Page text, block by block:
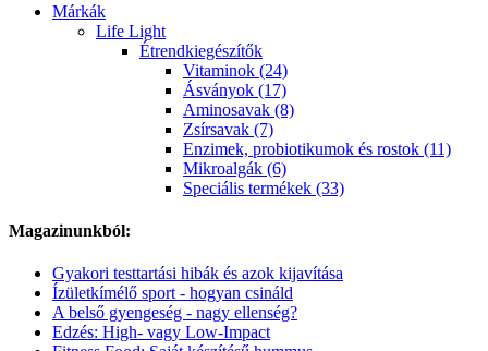
Márkák
Life Light
Étrendkiegészítők
Vitaminok (24)
Ásványok (17)
Aminosavak (8)
Zsírsavak (7)
Enzimek, probiotikumok és rostok (11)
Mikroalgák (6)
Speciális termékek (33)
Magazinunkból:
Gyakori testtartási hibák és azok kijavítása
Ízületkímélő sport - hogyan csináld
A belső gyengeség - nagy ellenség?
Edzés: High- vagy Low-Impact